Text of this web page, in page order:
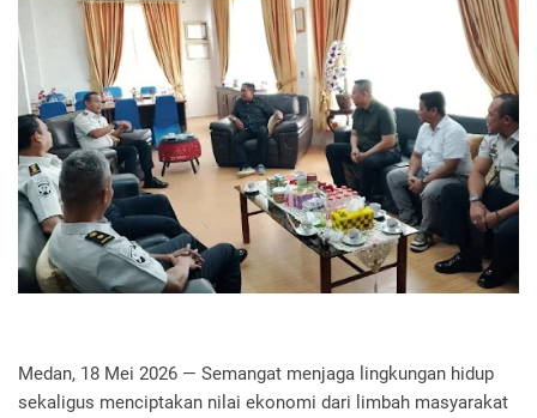
Medan, 18 Mei 2026 — Semangat menjaga lingkungan hidup
sekaligus menciptakan nilai ekonomi dari limbah masyarakat